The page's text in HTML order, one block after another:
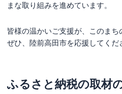
まな取り組みを進めています。
皆様の温かいご支援が、このまち
ぜひ、陸前高田市を応援してくだ
ふるさと納税の取材